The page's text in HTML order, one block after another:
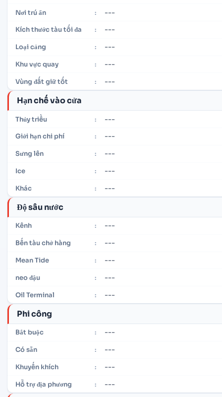
Nơi trú ẩn : ---
Kích thước tàu tối đa : ---
Loại cảng : ---
Khu vực quay : ---
Vùng đất giữ tốt : ---
Hạn chế vào cửa
Thủy triều : ---
Giới hạn chi phí : ---
Sưng lên : ---
Ice : ---
Khác : ---
Độ sâu nước
Kênh : ---
Bến tàu chở hàng : ---
Mean Tide : ---
neo đậu : ---
Oil Terminal : ---
Phi công
Bắt buộc : ---
Có sẵn : ---
Khuyến khích : ---
Hỗ trợ địa phương : ---